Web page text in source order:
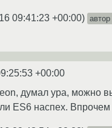
09:41:23 +00:00) автор
+00:00
думал ура, можно
ES6 наспех.